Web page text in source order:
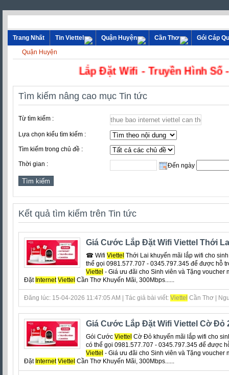
Trang Nhất Tin Viettel Quận Huyện Cần Thơ
Gói Cáp
Quận Huyện
Lắp Đặt Wifi - Truyền Hình
Tìm kiếm nâng cao mục Tin tức
Từ tìm kiếm :
Lựa chọn kiểu tìm kiếm :
Tìm kiếm trong chủ đề :
Thời gian : Đến ngày
Kết quả tìm kiếm trên Tin tức
Giá Cước Lắp Đặt Wifi Viettel Thới
☎ Wifi Viettel Thới Lai khuyến mãi lắp wifi cho
thể gọi 0981.577.707 - 0345.797.345 để được hỗ
Viettel - Giá ưu đãi cho Sinh viên và Tặng voucher
Đặt Internet Viettel Cần Thơ Khuyến Mãi, 300Mbps......
Đăng lúc: 15-04-2026 11:47:05 AM | Tác giả bài viết: Viettel Cần Thơ |
Giá Cước Lắp Đặt Wifi Viettel Cờ Đỏ
Gói Cước Viettel Cờ Đỏ khuyến mãi lắp wifi cho
có thể gọi 0981.577.707 - 0345.797.345 để được
Viettel - Giá ưu đãi cho Sinh viên và Tặng voucher
Đặt Internet Viettel Cần Thơ Khuyến Mãi, 300Mbps......